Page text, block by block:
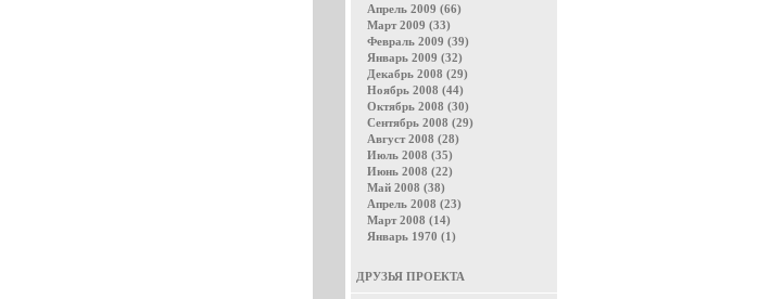
Апрель 2009 (66)
Март 2009 (33)
Февраль 2009 (39)
Январь 2009 (32)
Декабрь 2008 (29)
Ноябрь 2008 (44)
Октябрь 2008 (30)
Сентябрь 2008 (29)
Август 2008 (28)
Июль 2008 (35)
Июнь 2008 (22)
Май 2008 (38)
Апрель 2008 (23)
Март 2008 (14)
Январь 1970 (1)
ДРУЗЬЯ ПРОЕКТА